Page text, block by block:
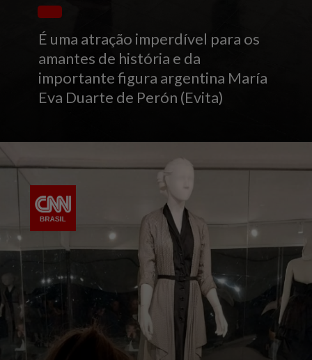
É uma atração imperdível para os
amantes de história e da
importante figura argentina María
Eva Duarte de Perón (Evita)